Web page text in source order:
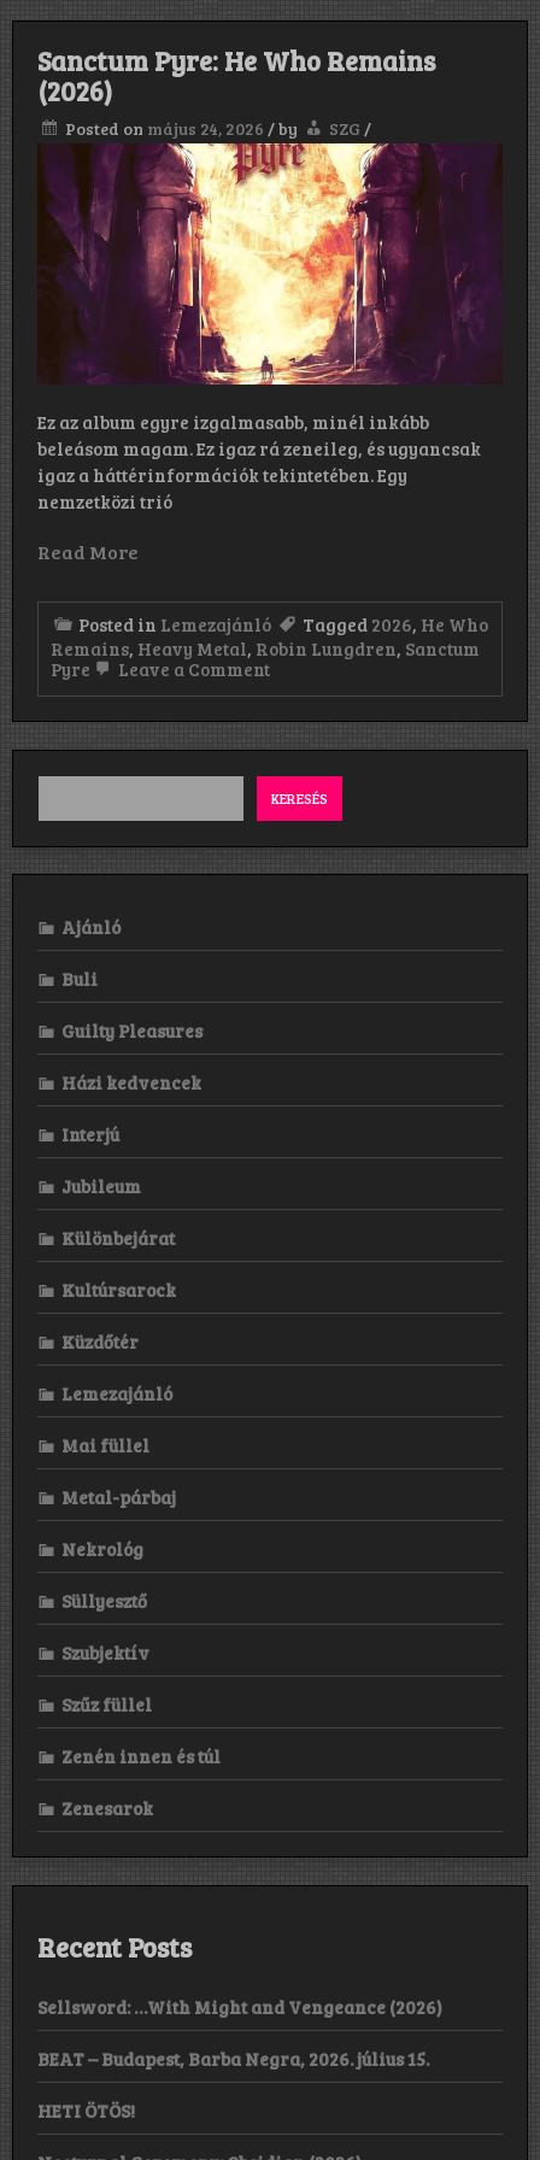
Sanctum Pyre: He Who Remains
(2026)
Posted on május 24, 2026 /by SZG /
Ez az album egyre izgalmasabb, minél inkább
beleásom magam. Ez igaz rá zeneileg, és ugyancsak
igaz a háttérinformációk tekintetében. Egy
nemzetközi trió
Read More
Posted in Lemezajánló Tagged 2026, He Who
Remains, Heavy Metal, Robin Lungdren, Sanctum
Pyre
Leave a Commenton
He
Who
Remains
(2026)
KERESÉS
Ajánló
Buli
Guilty Pleasures
Házi kedvencek
Interjú
Jubileum
Különbejárat
Kultúrsarock
Küzdőtér
Lemezajánló
Mai füllel
Metal-párbaj
Nekrológ
Süllyesztő
Szubjektív
Szűz füllel
Zenén innen és túl
Zenesarok
Recent Posts
Sellsword: …With Might and Vengeance (2026)
BEAT – Budapest, Barba Negra, 2026. július 15.
HETI ÖTÖS!